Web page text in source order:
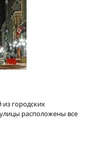
из городских
расположены все